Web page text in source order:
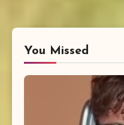
You Missed